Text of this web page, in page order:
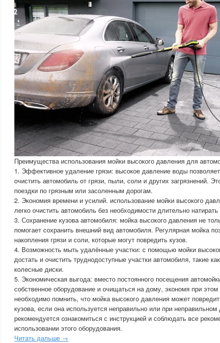
Преимущества использования мойки высокого давления для
1. Эффективное удаление грязи: высокое давление воды
очистить автомобиль от грязи, пыли, соли и других загрязнений.
поездки по грязным или засоленным дорогам.
2. Экономия времени и усилий. использование мойки высокого
легко очистить автомобиль без необходимости длительно
3. Сохранение кузова автомобиля: мойка высокого давления не
помогает сохранить внешний вид автомобиля. Регулярная мойка
накопления грязи и соли, которые могут повредить кузов.
4. Возможность мыть удалённые участки: с помощью мойки
достать и очистить труднодоступные участки автомобиля, такие
колесные диски.
5. Экономическая выгода: вместо постоянного посещения
собственное оборудование и очищаться на дому, экономя при
необходимо помнить, что мойка высокого давления может
кузова, если она используется неправильно или при
рекомендуется ознакомиться с инструкцией и соблюдать все
использовании этого оборудования.
Читать дальше →